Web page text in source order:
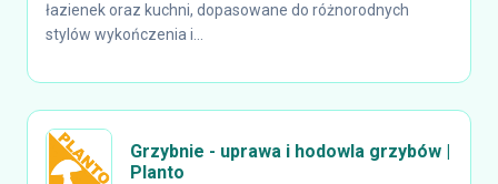
łazienek oraz kuchni, dopasowane do różnorodnych
stylów wykończenia i...
Grzybnie - uprawa i hodowla grzybów |
Planto